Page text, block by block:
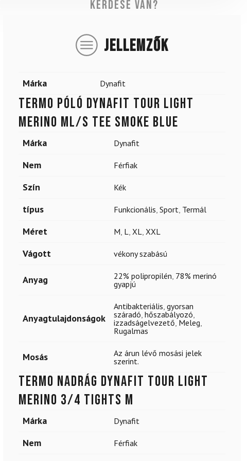
Kérdése van?
JELLEMZŐK
Márka Dynafit
Termo póló DYNAFIT Tour Light
Merino ML/S TEE Smoke Blue
Márka Dynafit
Nem Férfiak
Szín Kék
típus Funkcionális Sport Termál
Méret M L XL XXL
Vágott vékony szabású
Anyag 22% polipropilén 78% merinó
gyapjú
Anyagtulajdonságok
Antibakteriális gyorsan
száradó hőszabályozó
izzadságelvezető ,Meleg
Rugalmas
Mosás
Az árun lévő mosási jelek
szerint.
Termo nadrág DYNAFIT Tour Light
Merino 3/4 Tights M
Márka Dynafit
Nem Férfiak